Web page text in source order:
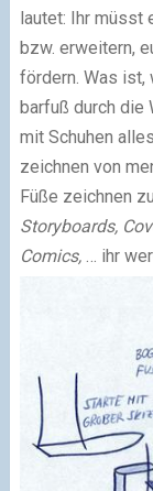
lautet: Ihr müsst
bzw. erweitern,
fördern. Was ist,
barfuß durch die
mit Schuhen
zeichnen von
Füße zeichnen
Storyboards,
Comics,… ihr